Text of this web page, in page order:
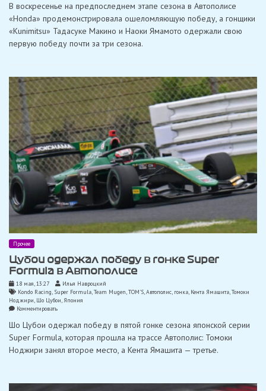
завоевала
после
потрясающего
в
В воскресенье на предпоследнем этапе сезона в Автополисе
«Honda» продемонстрировала ошеломляющую победу, а гонщики
«Kunimitsu» Тадасуке Макино и Наоки Ямамото одержали свою
первую победу почти за три сезона.
Прочее
Цубои одержал победу в гонке Super
Formula в Автополисе
18 мая, 13:27
Илья Навроцкий
Kondo Racing, Super Formula,Team Mugen,TOM'S,Автополис, гонка, Кента Ямашита,Томоки
Ноджири, Шо Цубои,Япония
Комментироватьon
одержал
в
гонке
Автополисе
Шо Цубои одержал победу в пятой гонке сезона японской серии
Super Formula, которая прошла на трассе Автополис: Томоки
Ноджири занял второе место, а Кента Ямашита — третье.